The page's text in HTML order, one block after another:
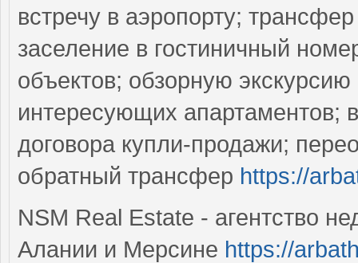
встречу в аэропорту;
заселение в гостиничный
объектов; обзорную
интересующих апартаментов;
договора купли-продажи;
обратный трансфер https://
NSM Real Estate - агентство
Алании и Мерсине https://